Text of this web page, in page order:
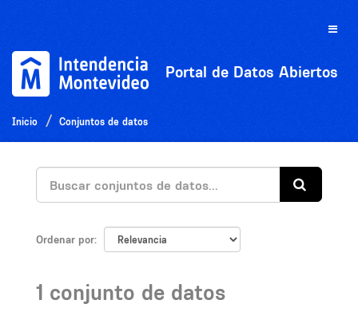
Toggle
Portal de Datos Abiertos
Inicio Conjuntos de datos
Ordenar por
1 conjunto de datos